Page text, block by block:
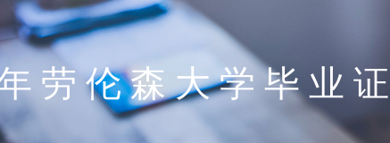
劳伦森大学毕业